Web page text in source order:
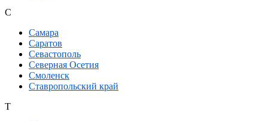
С
Самара
Саратов
Севастополь
Северная Осетия
Смоленск
Ставропольский край
Т